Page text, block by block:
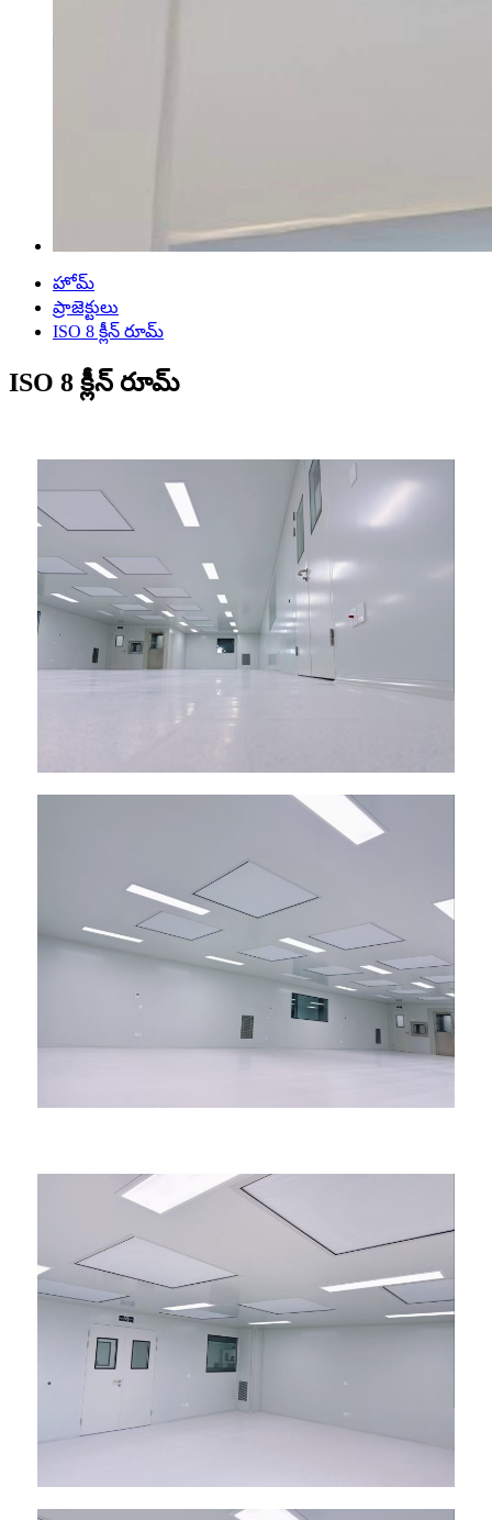
హోమ్
ప్రాజెక్టులు
ISO 8 క్లీన్ రూమ్
ISO 8 క్లీన్ రూమ్